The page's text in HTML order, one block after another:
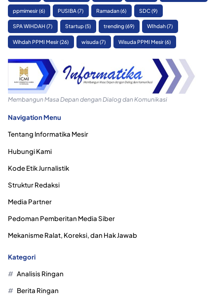
ppmimesir(6) PUSIBA(7) Ramadan(6) SDC(9)
SPA WIHDAH (7) Startup(5) trending (69) WIhdah(7)
Wihdah PPMI Mesir(26) wisuda(7) Wisuda PPMI Mesir(6)
Membangun Masa Depan dengan Dialog dan Komunikasi
Navigation Menu
Tentang Informatika Mesir
Hubungi Kami
Kode Etik Jurnalistik
Struktur Redaksi
Media Partner
Pedoman Pemberitan Media Siber
Mekanisme Ralat, Koreksi, dan Hak Jawab
Kategori
Analisis Ringan
Berita Ringan